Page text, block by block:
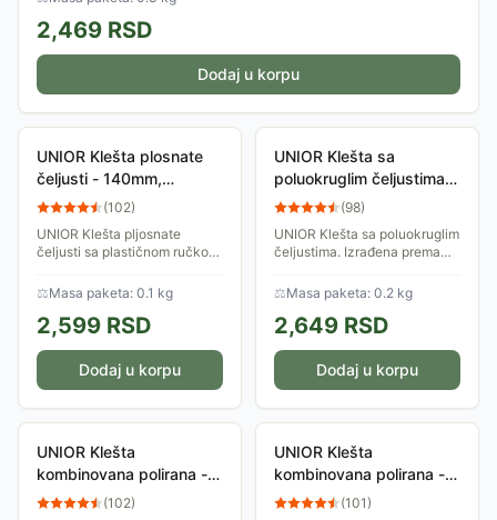
2,469 RSD
Dodaj u korpu
UNIOR Klešta plosnate
čeljusti - 140mm,
HROMIRANE, art.472BI
(102)
UNIOR Klešta pljosnate
čeljusti sa plastičnom ručkom.
alatnog čelika prema
standardu ISO 5745. Unior je,
kao Evropski...
⚖Masa paketa: 0.1 kg
2,599 RSD
Dodaj u korpu
UNIOR Klešta sa
poluokruglim čeljustima -
200mm, FOSFATIRANE
(98)
UNIOR Klešta sa poluokruglim
čeljustima. Izrađena prema
izolovane sa plastičnim
navlakama. Unior je, kao
evropski...
⚖Masa paketa: 0.2 kg
2,649 RSD
Dodaj u korpu
UNIOR Klešta
kombinovana polirana -
160mm, HROMIRANE,
(102)
UNIOR Klešta
kombinovana polirana -
180mm, HROMIRANE,
(101)